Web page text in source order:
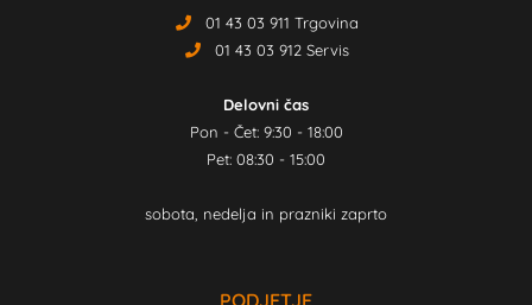
01 43 03 911 Trgovina
01 43 03 912 Servis
Delovni čas
Pon - Čet: 9:30 - 18:00
Pet: 08:30 - 15:00
sobota, nedelja in prazniki zaprto
PODJETJE